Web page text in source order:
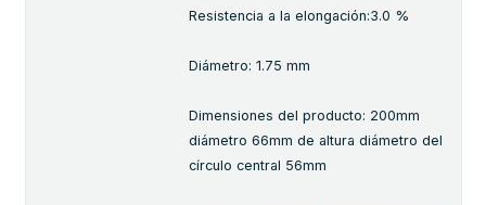
Resistencia a la elongación:3.0 %
Diámetro: 1.75 mm
Dimensiones del producto: 200mm
diámetro 66mm de altura diámetro del
círculo central 56mm